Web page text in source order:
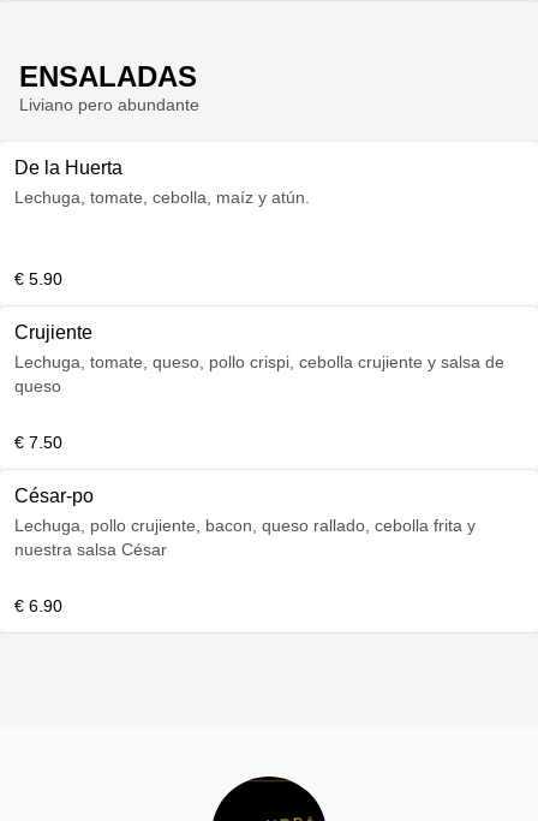
ENSALADAS
Liviano pero abundante
De la Huerta
Lechuga, tomate, cebolla, maíz y atún.
€ 5.90
Crujiente
Lechuga, tomate, queso, pollo crispi, cebolla crujiente y salsa de
queso
€ 7.50
César-po
Lechuga, pollo crujiente, bacon, queso rallado, cebolla frita y
nuestra salsa César
€ 6.90